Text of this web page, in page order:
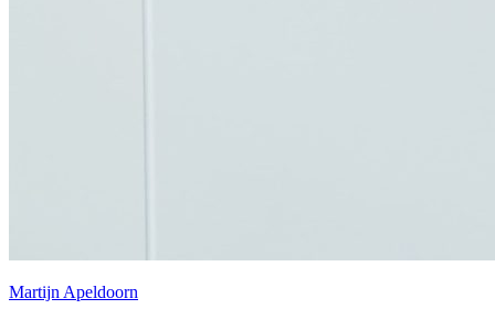
Martijn Apeldoorn